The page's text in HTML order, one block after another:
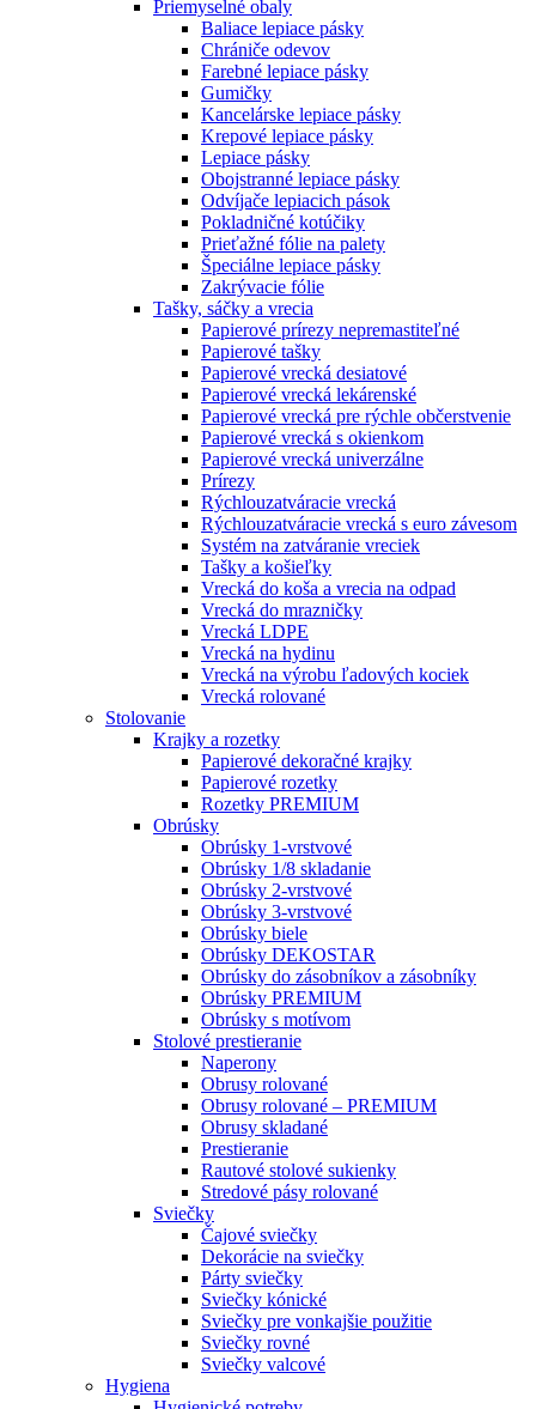
Priemyselné obaly
Baliace lepiace pásky
Chrániče odevov
Farebné lepiace pásky
Gumičky
Kancelárske lepiace pásky
Krepové lepiace pásky
Lepiace pásky
Obojstranné lepiace pásky
Odvíjače lepiacich pások
Pokladničné kotúčiky
Prieťažné fólie na palety
Špeciálne lepiace pásky
Zakrývacie fólie
Tašky, sáčky a vrecia
Papierové prírezy nepremastiteľné
Papierové tašky
Papierové vrecká desiatové
Papierové vrecká lekárenské
Papierové vrecká pre rýchle občerstvenie
Papierové vrecká s okienkom
Papierové vrecká univerzálne
Prírezy
Rýchlouzatváracie vrecká
Rýchlouzatváracie vrecká s euro závesom
Systém na zatváranie vreciek
Tašky a košieľky
Vrecká do koša a vrecia na odpad
Vrecká do mrazničky
Vrecká LDPE
Vrecká na hydinu
Vrecká na výrobu ľadových kociek
Vrecká rolované
Stolovanie
Krajky a rozetky
Papierové dekoračné krajky
Papierové rozetky
Rozetky PREMIUM
Obrúsky
Obrúsky 1-vrstvové
Obrúsky 1/8 skladanie
Obrúsky 2-vrstvové
Obrúsky 3-vrstvové
Obrúsky biele
Obrúsky DEKOSTAR
Obrúsky do zásobníkov a zásobníky
Obrúsky PREMIUM
Obrúsky s motívom
Stolové prestieranie
Naperony
Obrusy rolované
Obrusy rolované – PREMIUM
Obrusy skladané
Prestieranie
Rautové stolové sukienky
Stredové pásy rolované
Sviečky
Čajové sviečky
Dekorácie na sviečky
Párty sviečky
Sviečky kónické
Sviečky pre vonkajšie použitie
Sviečky rovné
Sviečky valcové
Hygiena